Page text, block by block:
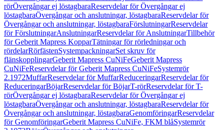
rörÖvergångar ej löstagbaraReservdelar för Övergångar ej
löstagbaraÖvergångar och anslutningar, löstagbaraReservdelar för
Övergångar och anslutningar, löstagbaraFörslutningarReservdelar
för FörslutningarAnslutningarReservdelar för AnslutningarTillbehör
för Geberit Mapress KopparTätningar för rörledningar och
rördelarRörfästenSystempackningarSet skruv för
flänskopplingarGeberit Mapress CuNiFeGeberit Mapress
CuNiFeReservdelar för Geberit Mapress CuNiFeSystemrör
2.1972MuffarReservdelar för MuffarReduceringarReservdelar för
ReduceringarBöjarReservdelar för BöjarT-rörReservdelar för T-
rörÖvergångar ej löstagbaraReservdelar för Övergångar ej
löstagbaraÖvergångar och anslutningar, löstagbaraReservdelar för
Övergångar och anslutningar, löstagbaraGenomföringarReservdelar
för GenomföringarGeberit Mapress CuNiFe, FKM blåSystemrör